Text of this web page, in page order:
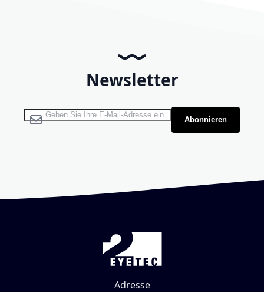
Newsletter
Melden Sie sich für unseren Newsletter an:
Abonnieren
Adresse